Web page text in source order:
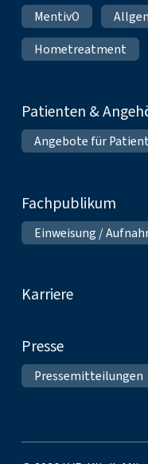
MentivO
Hometreatment
Patienten &
Angebote für
Fachpublikum
Einweisung /
Karriere
Presse
Pressemitteilungen